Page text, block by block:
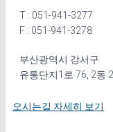
T : 051-941-3277
F : 051-941-3278
부산광역시 강서구
유통단지1로 76, 2동
오시는길 자세히 보기